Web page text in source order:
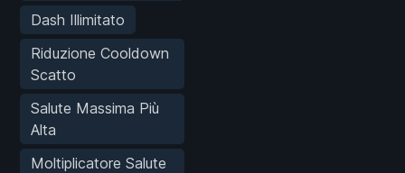
Dash Illimitato
Riduzione Cooldown
Scatto
Salute Massima Più
Alta
Moltiplicatore Salute